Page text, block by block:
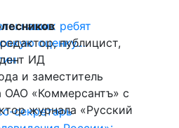
наших ребят
оценку…
секретарь
публицист,
ИД
и заместитель
ОАО «Коммерсантъ» с
журнала «Русский